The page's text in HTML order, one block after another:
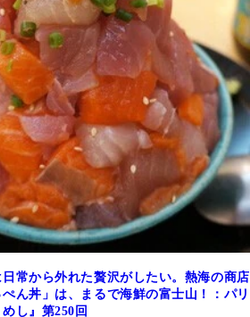
日常から外れた贅沢がしたい。熱海の商店
ん丼」は、まるで海鮮の富士山！：パリ
し』第250回